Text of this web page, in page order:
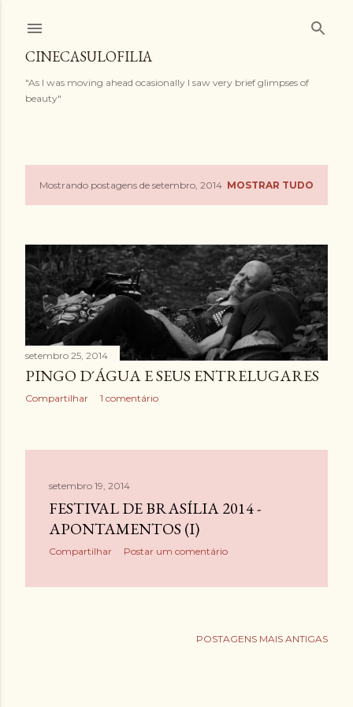
CINECASULOFILIA
"As I was moving ahead ocasionally I saw very brief glimpses of
beauty"
P
s
t
a
g
e
s
Mostrando postagens de setembro, 2014 MOSTRAR TUDO
setembro 25, 2014
PINGO D´ÁGUA E SEUS ENTRELUGARES
Compartilhar 1 comentário
setembro 19, 2014
FESTIVAL DE BRASÍLIA 2014 -
APONTAMENTOS (I)
Compartilhar Postar um comentário
POSTAGENS MAIS ANTIGAS